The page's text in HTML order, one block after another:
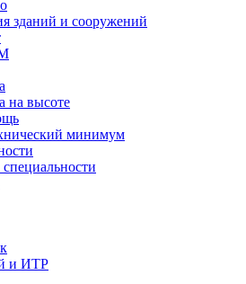
зданий и сооружений
на высоте
минимум
и ИТР